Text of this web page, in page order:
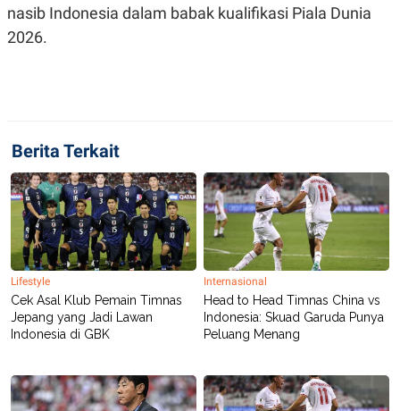
E
A
A
V
G
K
G
M
E
D
I
A
.
I
D
SITEMAPPROFILETERM
OF
USE
nasib Indonesia dalam babak kualifikasi Piala Dunia
2026.
Berita Terkait
Lifestyle
Cek Asal Klub Pemain Timnas
Jepang yang Jadi Lawan
Indonesia di GBK
Internasional
Head to Head Timnas China vs
Indonesia: Skuad Garuda Punya
Peluang Menang